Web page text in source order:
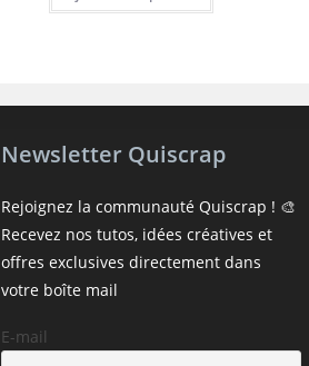
Newsletter Quiscrap
Rejoignez la communauté Quiscrap ! 🎨
Recevez nos tutos, idées créatives et
offres exclusives directement dans
votre boîte mail
E-mail